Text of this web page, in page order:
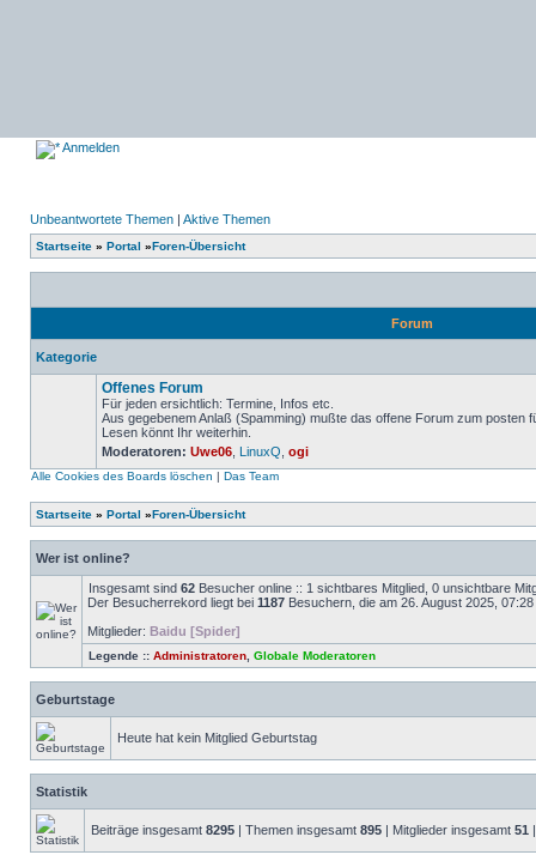
Anmelden
Unbeantwortete Themen | Aktive Themen
Startseite » Portal »Foren-Übersicht
Forum
Kategorie
Keine
ungelesenen
Beiträge
Offenes Forum
Für jeden ersichtlich: Termine, Infos etc.
Aus gegebenem Anlaß (Spamming) mußte das offene Forum zum posten
Lesen könnt Ihr weiterhin.
Moderatoren: Uwe06 LinuxQ ogi
Alle Cookies des Boards löschen | Das Team
Startseite » Portal »Foren-Übersicht
Wer ist online?
Insgesamt sind 62 Besucher online :: 1 sichtbares Mitglied, 0 unsichtbare
Der Besucherrekord liegt bei 1187 Besuchern, die am 26. August 2025,
Mitglieder: Baidu [Spider]
Legende :: Administratoren Globale Moderatoren
Geburtstage
Heute hat kein Mitglied Geburtstag
Statistik
Beiträge insgesamt 8295 | Themen insgesamt 895 | Mitglieder insgesamt 51